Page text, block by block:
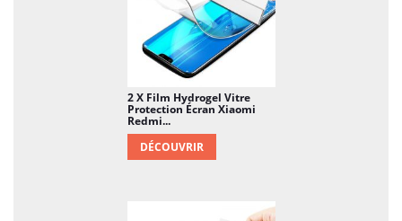
2 X Film Hydrogel Vitre
Protection Écran Xiaomi
Redmi...
DÉCOUVRIR